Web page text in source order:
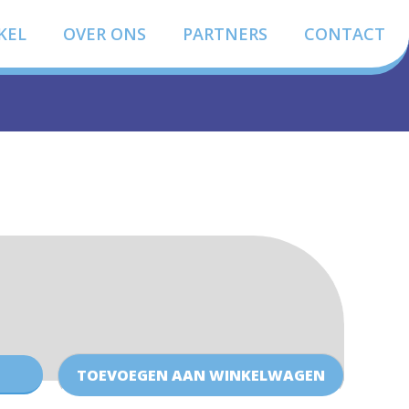
OVER ONS PARTNERS CONTACT
Uilenpoort
groep
2
TOEVOEGEN AAN WINKELWAGEN